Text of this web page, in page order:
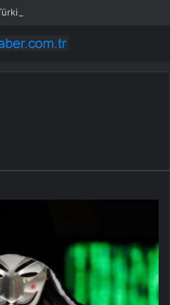
için çerçeve yasa sinyali